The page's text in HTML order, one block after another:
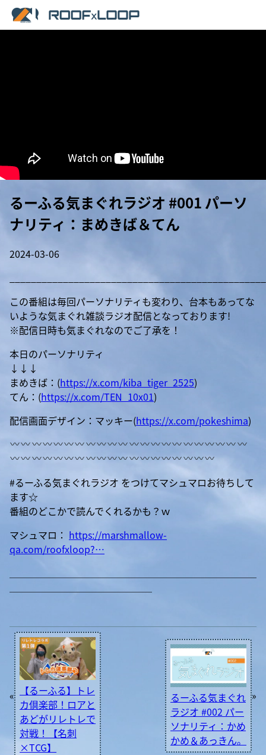
るーふる気まぐれラジオ #001 パーソ
ナリティ：まめきば＆てん
2024-03-06
この番組は毎回パーソナリティも変わり、台本もあってな
いような気まぐれ雑談ラジオ配信となっております!
※配信日時も気まぐれなのでご了承を！
本日のパーソナリティ
↓↓↓
まめきば：(https://x.com/kiba_tiger_2525)
てん：(https://x.com/TEN_10x01)
配信画面デザイン：マッキー(https://x.com/pokeshima)
#るーふる気まぐれラジオ をつけてマシュマロお待ちして
ます☆
番組のどこかで読んでくれるかも？ｗ
マシュマロ： https://marshmallow-
qa.com/roofxloop?…
«
【るーふる】トレ
カ倶楽部！ロアと
あどがリレトレで
対戦！【名刺
×TCG】
るーふる気まぐれ
ラジオ #002 パー
ソナリティ：かめ
かめ＆あっきん。
»